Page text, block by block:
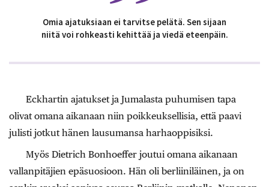
Omia ajatuksiaan ei tarvitse pelätä. Sen sijaan
niitä voi rohkeasti kehittää ja viedä eteenpäin.
Eckhartin ajatukset ja Jumalasta puhumisen tapa
olivat omana aikanaan niin poikkeuksellisia, että paavi
julisti jotkut hänen lausumansa harhaoppisiksi.
Myös Dietrich Bonhoeffer joutui omana aikanaan
vallanpitäjien epäsuosioon. Hän oli berliiniläinen, ja on